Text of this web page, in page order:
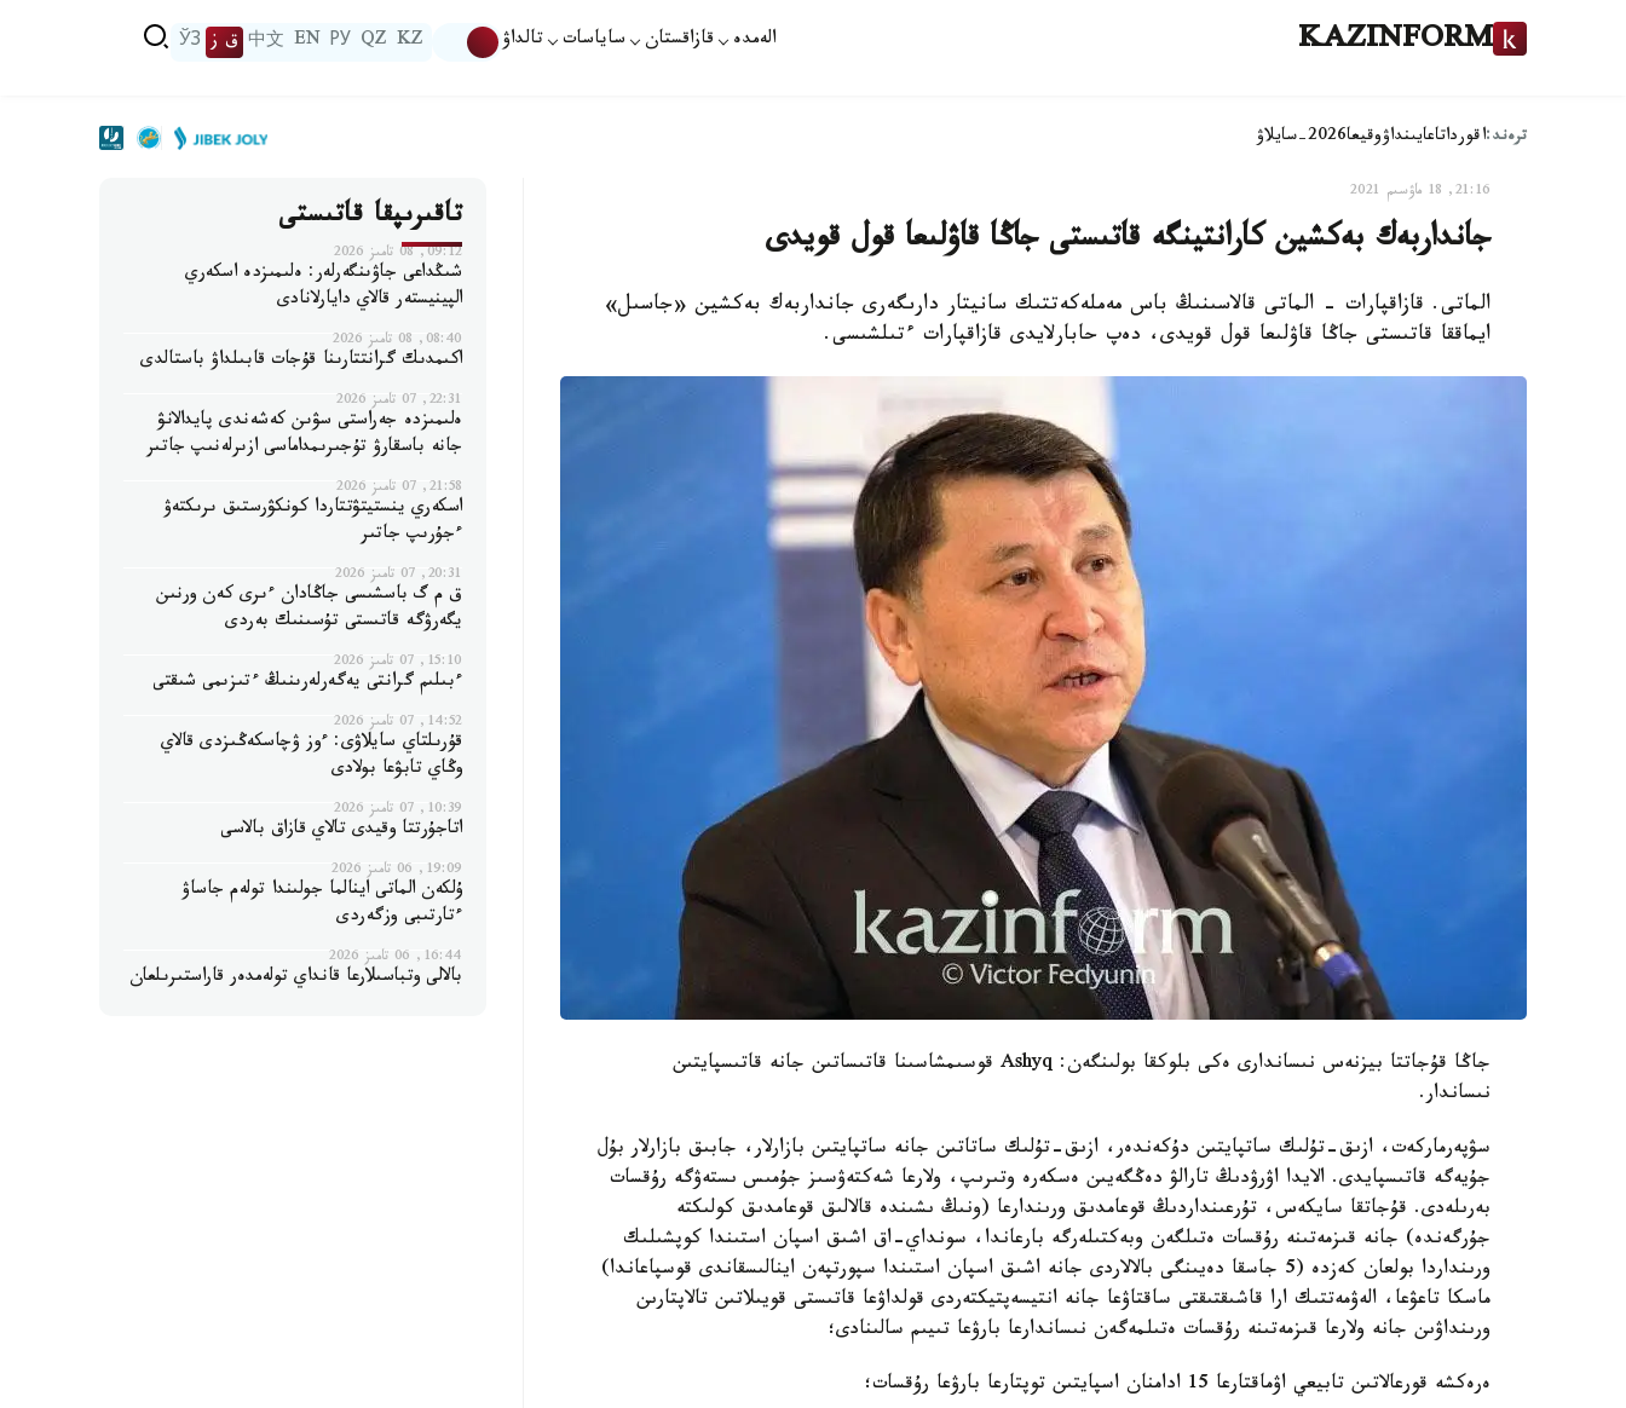
KAZINFORM الەمدە قازاقستان ساياسات تالداۋ KZ
QZ
РУ
EN
中文 ق ز ЎЗ
ترەند:اقورداتاعايىنداۋوقيعا2026-سايلاۋ
21:16, 18 ماۋسىم 2021
جانداربەك بەكشين كارانتينگە قاتىستى جاڭا قاۋلىعا قول قويدى
الماتى. قازاقپارات - الماتى قالاسىنىڭ باس مەملەكەتتىك سانيتار دارىگەرى جانداربەك بەكشين «جاسىل»
ايماققا قاتىستى جاڭا قاۋلىعا قول قويدى، دەپ حابارلايدى قازاقپارات ءتىلشىسى.
جاڭا قۇجاتتا بيزنەس نىساندارى ەكى بلوكقا بولىنگەن: Ashyq قوسىمشاسىنا قاتىساتىن جانە قاتىسپايتىن
نىساندار.
سۋپەرماركەت، ازىق-تۇلىك ساتپايتىن دۇكەندەر، ازىق-تۇلىك ساتاتىن جانە ساتپايتىن بازارلار، جابىق بازارلار بۇل
جۇيەگە قاتىسپايدى. الايدا اۋرۋدىڭ تارالۋ دەڭگەيىن ەسكەرە وتىرىپ، ولارعا شەكتەۋسىز جۇمىس ىستەۋگە رۇقسات
بەرىلەدى. قۇجاتقا سايكەس، تۇرعىنداردىڭ قوعامدىق ورىندارعا (ونىڭ ىشىندە قالالىق قوعامدىق كولىكتە
جۇرگەندە) جانە قىزمەتىنە رۇقسات ەتىلگەن وبەكتىلەرگە بارعاندا، سونداي-اق اشىق اسپان استىندا كوپشىلىك
ورىنداردا بولعان كەزدە (5 جاسقا دەيىنگى بالالاردى جانە اشىق اسپان استىندا سپورتپەن اينالىسقاندى قوسپاعاندا)
ماسكا تاعۋعا، الەۋمەتتىك ارا قاشىقتىقتى ساقتاۋعا جانە انتيسەپتيكتەردى قولداۋعا قاتىستى قويىلاتىن تالاپتارىن
ورىنداۋىن جانە ولارعا قىزمەتىنە رۇقسات ەتىلمەگەن نىساندارعا بارۋعا تىيىم سالىنادى؛
ەرەكشە قورعالاتىن تابيعي اۋماقتارعا 15 ادامنان اسپايتىن توپتارعا بارۋعا رۇقسات؛
تاقىرىپقا قاتىستى
09:12, 08 تامىز 2026
شىڭداعى جاۋىنگەرلەر: ەلىمىزدە اسكەري
الپينيستەر قالاي دايارلانادى
08:40, 08 تامىز 2026
اكىمدىك گرانتتارىنا قۇجات قابىلداۋ باستالدى
22:31, 07 تامىز 2026
ەلىمىزدە جەراستى سۋىن كەشەندى پايدالانۋ
جانە باسقارۋ تۇجىرىمداماسى ازىرلەنىپ جاتىر
21:58, 07 تامىز 2026
اسكەري ينستيتۋتتاردا كونكۋرستىق ىرىكتەۋ
ءجۇرىپ جاتىر
20:31, 07 تامىز 2026
ق م گ باسشىسى جاڭادان ءىرى كەن ورنىن
يگەرۋگە قاتىستى تۇسىنىك بەردى
15:10, 07 تامىز 2026
ءبىلىم گرانتى يەگەرلەرىنىڭ ءتىزىمى شىقتى
14:52, 07 تامىز 2026
قۇرىلتاي سايلاۋى: ءوز ۋچاسكەڭىزدى قالاي
وڭاي تابۋعا بولادى
10:39, 07 تامىز 2026
اتاجۇرتتا وقيدى تالاي قازاق بالاسى
19:09, 06 تامىز 2026
ۇلكەن الماتى اينالما جولىندا تولەم جاساۋ
ءتارتىبى وزگەردى
16:44, 06 تامىز 2026
بالالى وتباسىلارعا قانداي تولەمدەر قاراستىرىلعان